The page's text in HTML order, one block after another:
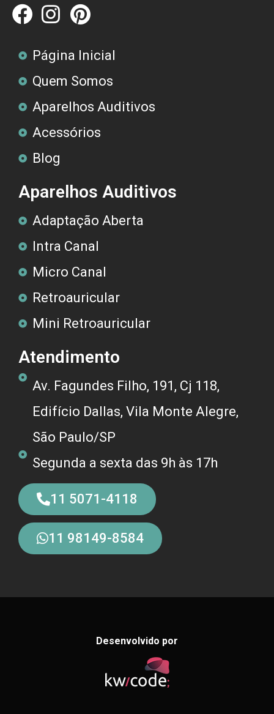
Página Inicial
Quem Somos
Aparelhos Auditivos
Acessórios
Blog
Aparelhos Auditivos
Adaptação Aberta
Intra Canal
Micro Canal
Retroauricular
Mini Retroauricular
Atendimento
Av. Fagundes Filho, 191, Cj 118,
Edifício Dallas, Vila Monte Alegre,
São Paulo/SP
Segunda a sexta das 9h às 17h
11 5071-4118
11 98149-8584
Desenvolvido por